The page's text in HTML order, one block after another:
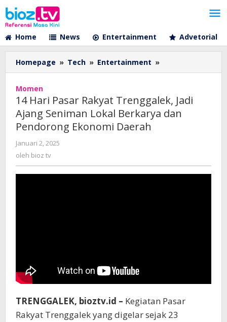
Lewati
ke
konten
Home
News Entertainment Advetorial
Homepage » Tech » Entertainment »
Hari
Trenggalek,
Jadi
dan
Momen
14 Hari Pasar Rakyat Trenggalek, Jadi
Ajang Seniman Lokal Berkarya dan
Pendorong Ekonomi Daerah
Januari 2, 2025
oleh bioz tv
TRENGGALEK, bioztv.id – Kegiatan Pasar
Rakyat Trenggalek yang digelar sejak 23